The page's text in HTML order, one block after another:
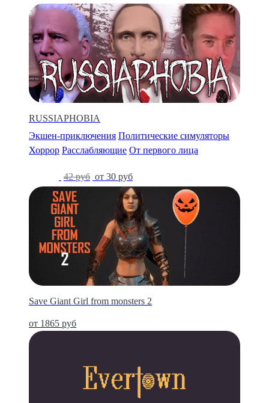
RUSSIAPHOBIA
Экшен-приключения Политические симуляторы
Хоррор Расслабляющие От первого лица
42 руб от 30 руб
Save Giant Girl from monsters 2
от 1865 руб